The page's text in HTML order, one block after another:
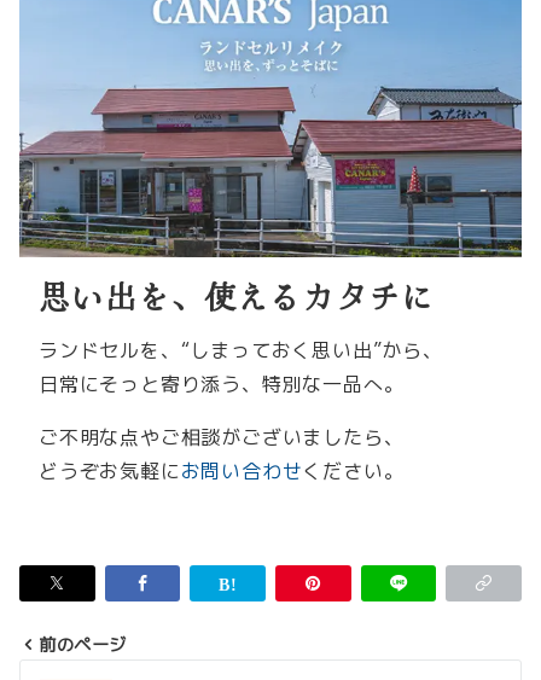
思い出を、使えるカタチに
ランドセルを、“しまっておく思い出”から、
日常にそっと寄り添う、特別な一品へ。
ご不明な点やご相談がございましたら、
どうぞお気軽にお問い合わせください。
前のページ